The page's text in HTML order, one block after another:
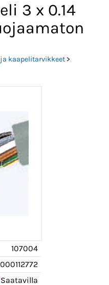
3 x 0.14
kaapelitarvikkeet>
107004